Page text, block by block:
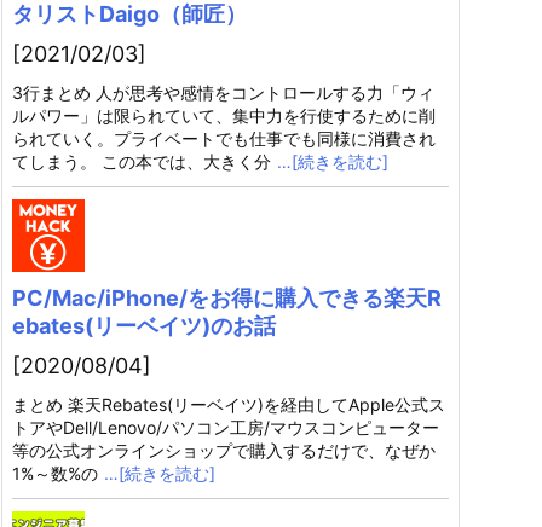
タリストDaigo（師匠）
[2021/02/03]
3行まとめ 人が思考や感情をコントロールする力「ウィ
ルパワー」は限られていて、集中力を行使するために削
られていく。プライベートでも仕事でも同様に消費され
てしまう。 この本では、大きく分 …[続きを読む]
PC/Mac/iPhone/をお得に購入できる楽天R
ebates(リーベイツ)のお話
[2020/08/04]
まとめ 楽天Rebates(リーベイツ)を経由してApple公式ス
トアやDell/Lenovo/パソコン工房/マウスコンピューター
等の公式オンラインショップで購入するだけで、なぜか
1%～数%の …[続きを読む]